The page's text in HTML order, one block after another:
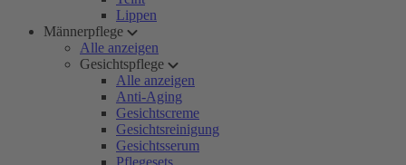
Lippen
Männerpflege
Alle anzeigen
Gesichtspflege
Alle anzeigen
Anti-Aging
Gesichtscreme
Gesichtsreinigung
Gesichtsserum
Pflegesets